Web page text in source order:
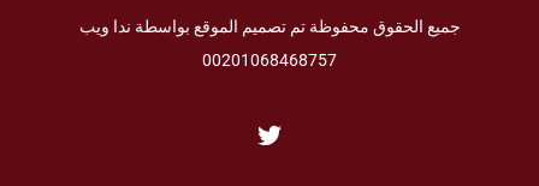
جميع الحقوق محفوظة تم تصميم الموقع بواسطة ندا ويب
00201068468757